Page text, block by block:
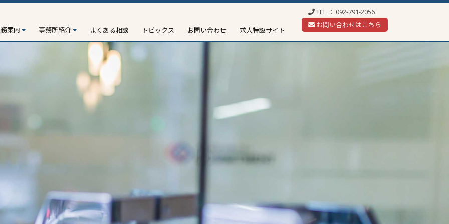
案内 事務所紹介 よくある相談 トピックス お問い合わせ 求人特設サイト
TEL ： 092-791-2056
お問い合わせはこちら